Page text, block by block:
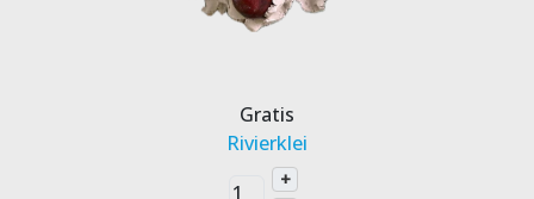
Gratis
Rivierklei
+